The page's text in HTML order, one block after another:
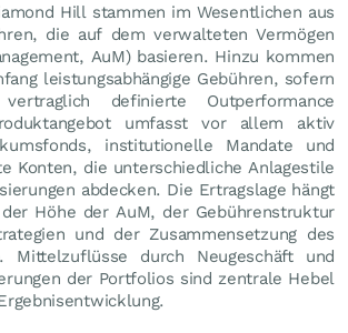
Hill stammen im Wesentlichen aus
die auf dem verwalteten Vermögen
AuM) basieren. Hinzu kommen
leistungsabhängige Gebühren, sofern
definierte Outperformance
umfasst vor allem aktiv
institutionelle Mandate und
Konten, die unterschiedliche Anlagestile
abdecken. Die Ertragslage hängt
Höhe der AuM, der Gebührenstruktur
und der Zusammensetzung des
Mittelzuflüsse durch Neugeschäft und
der Portfolios sind zentrale Hebel